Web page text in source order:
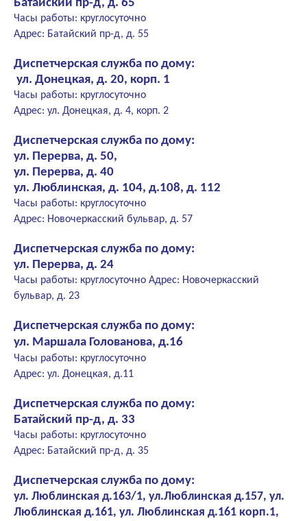
Батайский пр-д, д. 65
Часы работы: круглосуточно
Адрес: Батайский пр-д, д. 55
Диспетчерская служба по дому:
ул. Донецкая, д. 20, корп. 1
Часы работы: круглосуточно
Адрес: ул. Донецкая, д. 4, корп. 2
Диспетчерская служба по дому:
ул. Перерва, д. 50,
ул. Перерва, д. 40
ул. Люблинская, д. 104, д.108, д. 112
Часы работы: круглосуточно
Адрес: Новочеркасский бульвар, д. 57
Диспетчерская служба по дому:
ул. Перерва, д. 24
Часы работы: круглосуточно Адрес: Новочеркасский
бульвар, д. 23
Диспетчерская служба по дому:
ул. Маршала Голованова, д.16
Часы работы: круглосуточно
Адрес: ул. Донецкая, д.11
Диспетчерская служба по дому:
Батайский пр-д, д. 33
Часы работы: круглосуточно
Адрес: Батайский пр-д, д. 35
Диспетчерская служба по дому:
ул. Люблинская д.163/1, ул.Люблинская д.157, ул.
Люблинская д.161, ул. Люблинская д.161 корп.1,